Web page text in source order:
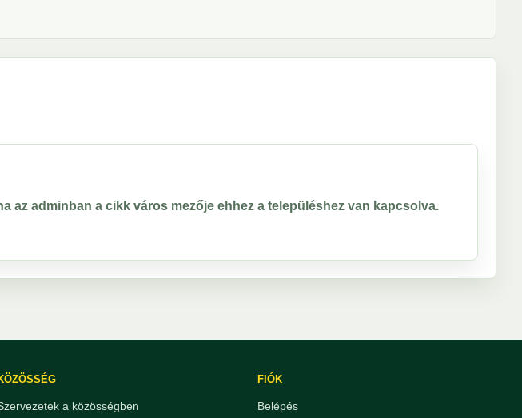
az adminban a cikk város mezője ehhez a településhez van kapcsolva.
a közösségben
FIÓK
Belépés